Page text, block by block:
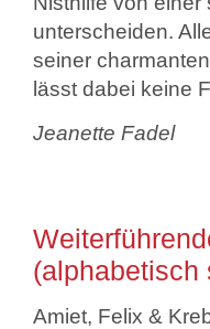
unterscheiden.
seiner
lässt dabei keine
Jeanette Fadel
(alphabetisch
Amiet, Felix &